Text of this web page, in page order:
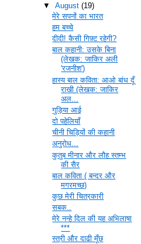
▼ August (19)
मेरे सपनों का भारत
हम बच्चे
दीदी! कैसी गिफ़्ट रहेगी?
बाल कहानी: उसके बिना
(लेखक: जाकिर अली
'रजनीश')
हास्‍य बाल कविता: आओ बांध दूँ
राखी (लेखक: जाकिर
अल...
गुड़िया आई
दो पहेलियाँ
चीनी चिड़ियों की कहानी
अनुरोध...
कुतुब मीनार और लौह स्तम्भ
की सैर
बाल कविता ( बन्दर और
मगरमच्छ)
कुछ मेरी चित्रकारी
सबक..
मेरे नन्हे दिल की यह अभिलाषा
***
स्त्री और दाढी मूँछ